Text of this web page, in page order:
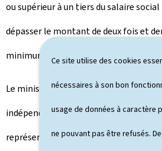
Ce site utilise des cookies
nécessaires à son bon
usage de données à caractère
ne pouvant pas être refusés.
ou supérieur à un tiers du salaire
dépasser le montant de deux fois et
minimum.
Le ministre des Classes moyennes a
indépendants, qui ont le courage
représentent un maillon